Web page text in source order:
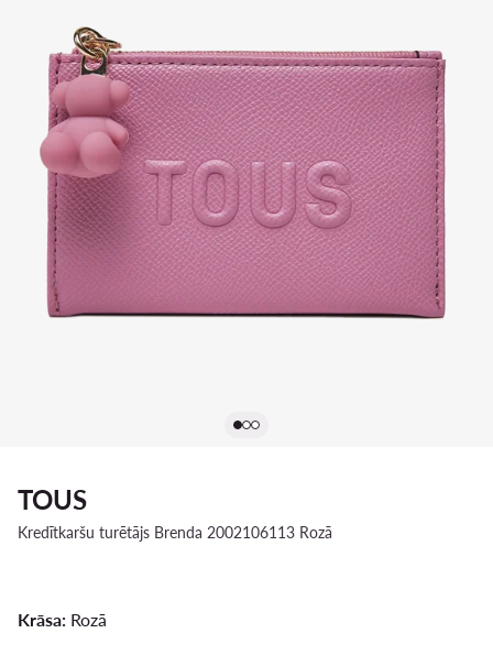
TOUS
Kredītkaršu turētājs Brenda 2002106113 Rozā
Krāsa: Rozā